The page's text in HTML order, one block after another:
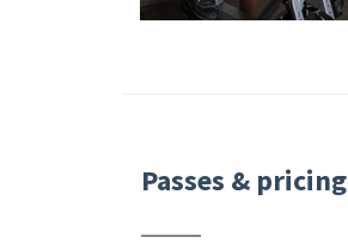
Passes & pricing